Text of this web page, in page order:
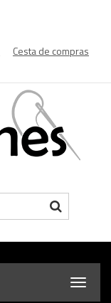
Cesta de compras